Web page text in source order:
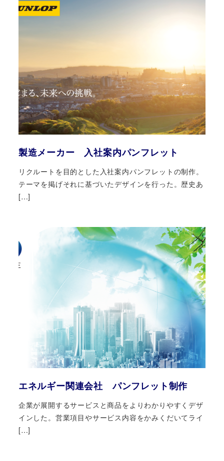
製造メーカー 入社案内パンフレット
リクルートを目的とした入社案内パンフレットの制作。
テーマを掲げそれに基づいたデザインを行った。歴史あ
[…]
エネルギー関連会社 パンフレット制作
企業が展開するサービスと商品をよりわかりやすくデザ
インした。営業項目やサービス内容をかみくだいてライ
[…]